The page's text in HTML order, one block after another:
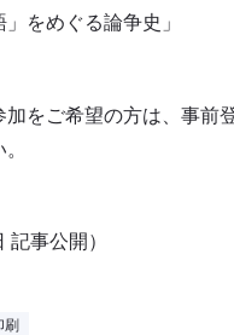
」をめぐる論争史」
加をご希望の方は、事前
記事公開）